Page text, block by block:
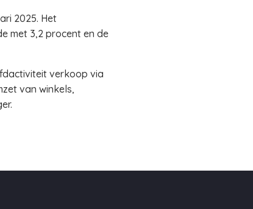
2025. Het
met 3,2 procent en de
verkoop via
van winkels,